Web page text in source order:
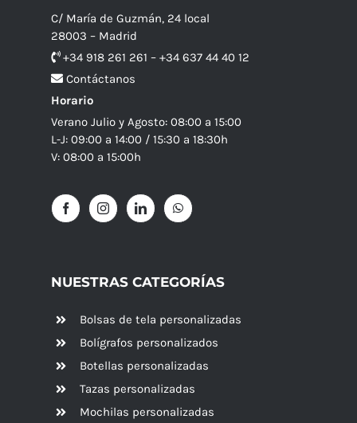
C/ María de Guzmán, 24 local
28003 – Madrid
+34 918 261 261 – +34 637 44 40 12
Contáctanos
Horario
Verano Julio y Agosto: 08:00 a 15:00
L-J: 09:00 a 14:00 / 15:30 a 18:30h
V: 08:00 a 15:00h
NUESTRAS CATEGORÍAS
Bolsas de tela personalizadas
Bolígrafos personalizados
Botellas personalizadas
Tazas personalizadas
Mochilas personalizadas